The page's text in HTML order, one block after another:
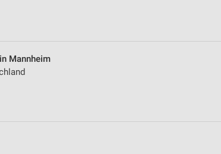
Mannheim
oder Kombinationen von Daten aus verschiedenen